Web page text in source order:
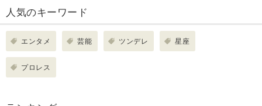
人気のキーワード
エンタメ 芸能 ツンデレ 星座
プロレス